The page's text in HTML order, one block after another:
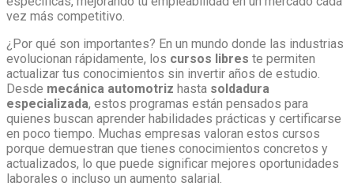
vez más competitivo.
¿Por qué son importantes? En un mundo donde las industrias
evolucionan rápidamente, los cursos libres te permiten
actualizar tus conocimientos sin invertir años de estudio.
Desde mecánica automotriz hasta soldadura
especializada, estos programas están pensados para
quienes buscan aprender habilidades prácticas y certificarse
en poco tiempo. Muchas empresas valoran estos cursos
porque demuestran que tienes conocimientos concretos y
actualizados, lo que puede significar mejores oportunidades
laborales o incluso un aumento salarial.